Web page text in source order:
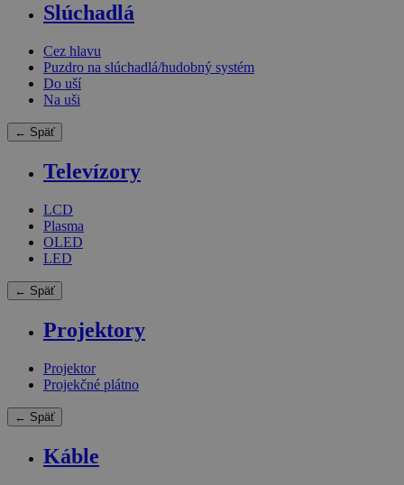
Slúchadlá
Cez hlavu
Puzdro na slúchadlá/hudobný systém
Do uší
Na uši
← Späť
Televízory
LCD
Plasma
OLED
LED
← Späť
Projektory
Projektor
Projekčné plátno
← Späť
Káble